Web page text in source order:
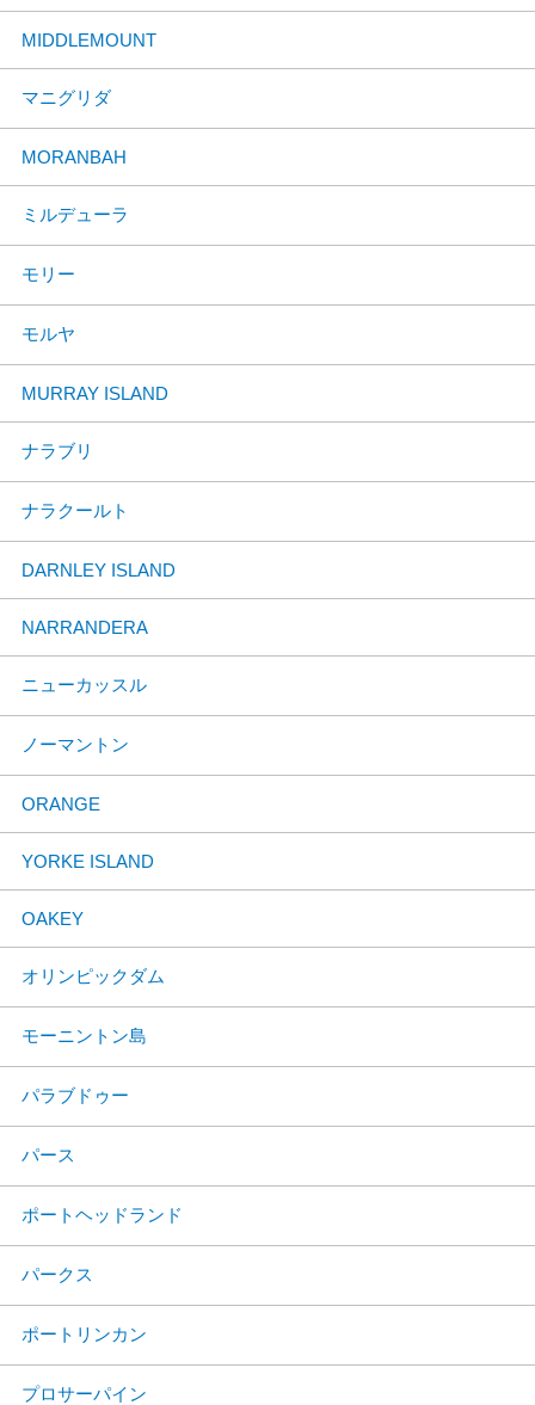
MIDDLEMOUNT
マニグリダ
MORANBAH
ミルデューラ
モリー
モルヤ
MURRAY ISLAND
ナラブリ
ナラクールト
DARNLEY ISLAND
NARRANDERA
ニューカッスル
ノーマントン
ORANGE
YORKE ISLAND
OAKEY
オリンピックダム
モーニントン島
パラブドゥー
パース
ポートヘッドランド
パークス
ポートリンカン
プロサーパイン